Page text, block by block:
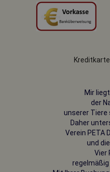
Mir
der
unserer Tiere
Daher
Verein PETA
und
Vier
regelmäßig